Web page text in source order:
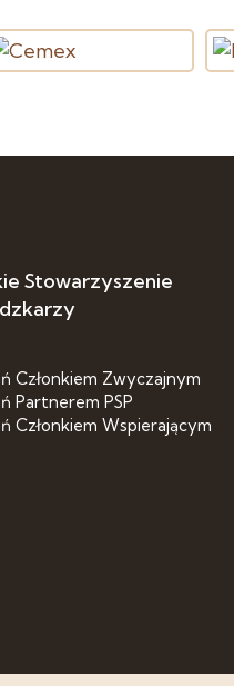
Stowarzyszenie
Członkiem Zwyczajnym
Partnerem PSP
Członkiem Wspierającym